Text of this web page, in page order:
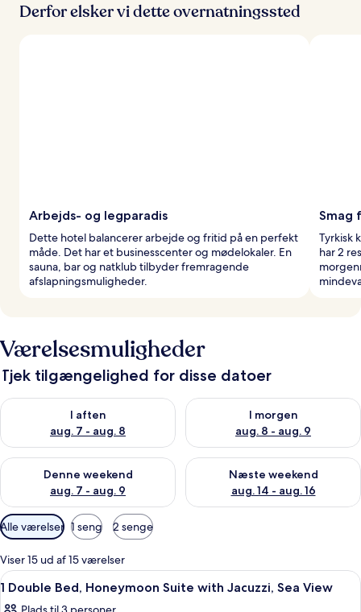
Derfor elsker vi dette overnatningssted
Arbejds- og legparadis
Dette hotel balancerer arbejde og fritid på en perfekt
måde. Det har et businesscenter og mødelokaler. En
sauna, bar og natklub tilbyder fremragende
afslapningsmuligheder.
Smag
Tyrkisk
har 2
Værelsesmuligheder
Tjek tilgængelighed for disse datoer
I aften
aug. 7 - aug. 8
Tjek tilgængelighed for i aften aug. 7 - aug. 8
I morgen
aug. 8 - aug. 9
Tjek tilgængelighed for i
Denne weekend
aug. 7 - aug. 9
Tjek tilgængelighed for denne weekend aug. 7 - aug. 9
Næste weekend
aug. 14 - aug. 16
Tjek tilgængelighed for næste
Tilgængelige
filtre
for
værelser
Alle værelser 1 seng 2 senge
Viser 15 ud af 15 værelser
Indlæs
alle
Et hotelværelse med seng,
14
1 Double Bed, Honeymoon Suite with Jacuzzi, Sea View